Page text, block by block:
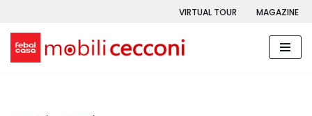
Vai
al
VIRTUAL TOUR MAGAZINE